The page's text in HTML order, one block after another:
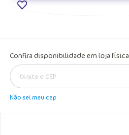
Confira disponibilidade em loja física
Não sei meu cep